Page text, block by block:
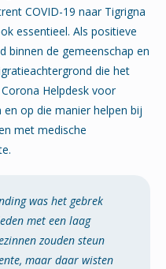
COVID-19 naar Tigrigna
essentieel. Als positieve
binnen de gemeenschap en
die het
Helpdesk voor
op die manier helpen bij
met medische
was het gebrek
met een laag
zouden steun
maar daar wisten